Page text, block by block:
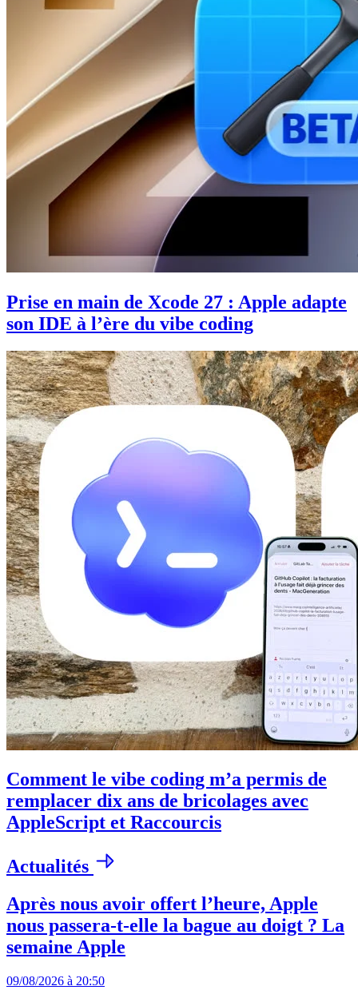
Prise en main de Xcode 27 : Apple adapte
son IDE à l’ère du vibe coding
Comment le vibe coding m’a permis de
remplacer dix ans de bricolages avec
AppleScript et Raccourcis
Actualités
Après nous avoir offert l’heure, Apple
nous passera-t-elle la bague au doigt ? La
semaine Apple
09/08/2026 à 20:50